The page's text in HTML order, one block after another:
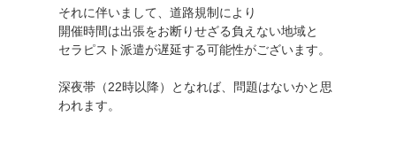
それに伴いまして、道路規制により
開催時間は出張をお断りせざる負えない地域と
セラピスト派遣が遅延する可能性がございます。
深夜帯（22時以降）となれば、問題はないかと思
われます。